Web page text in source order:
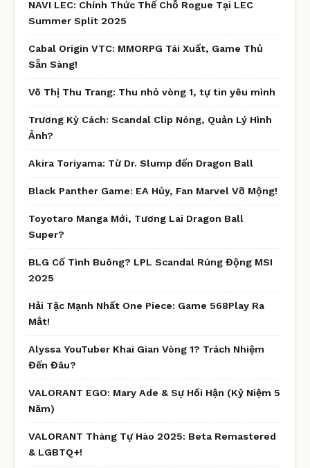
NAVI LEC: Chính Thức Thế Chỗ Rogue Tại LEC
Summer Split 2025
Cabal Origin VTC: MMORPG Tái Xuất, Game Thủ
Sẵn Sàng!
Võ Thị Thu Trang: Thu nhỏ vòng 1, tự tin yêu mình
Trương Kỳ Cách: Scandal Clip Nóng, Quản Lý Hình
Ảnh?
Akira Toriyama: Từ Dr. Slump đến Dragon Ball
Black Panther Game: EA Hủy, Fan Marvel Vỡ Mộng!
Toyotaro Manga Mới, Tương Lai Dragon Ball
Super?
BLG Cố Tình Buông? LPL Scandal Rúng Động MSI
2025
Hải Tặc Mạnh Nhất One Piece: Game 568Play Ra
Mắt!
Alyssa YouTuber Khai Gian Vòng 1? Trách Nhiệm
Đến Đâu?
VALORANT EGO: Mary Ade & Sự Hối Hận (Kỷ Niệm 5
Năm)
VALORANT Tháng Tự Hào 2025: Beta Remastered
& LGBTQ+!